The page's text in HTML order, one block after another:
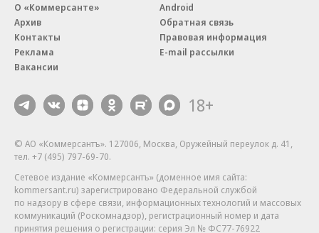
О «Коммерсанте»
Архив
Контакты
Реклама
Вакансии
Android
Обратная связь
Правовая информация
E-mail рассылки
18+
© АО «Коммерсантъ». 127006, Москва, Оружейный переулок д. 41,
тел. +7 (495) 797-69-70.
Сетевое издание «Коммерсантъ» (доменное имя сайта:
kommersant.ru) зарегистрировано Федеральной службой
по надзору в сфере связи, информационных технологий и массовых
коммуникаций (Роскомнадзор), регистрационный номер и дата
принятия решения о регистрации: серия Эл № ФС77-76922